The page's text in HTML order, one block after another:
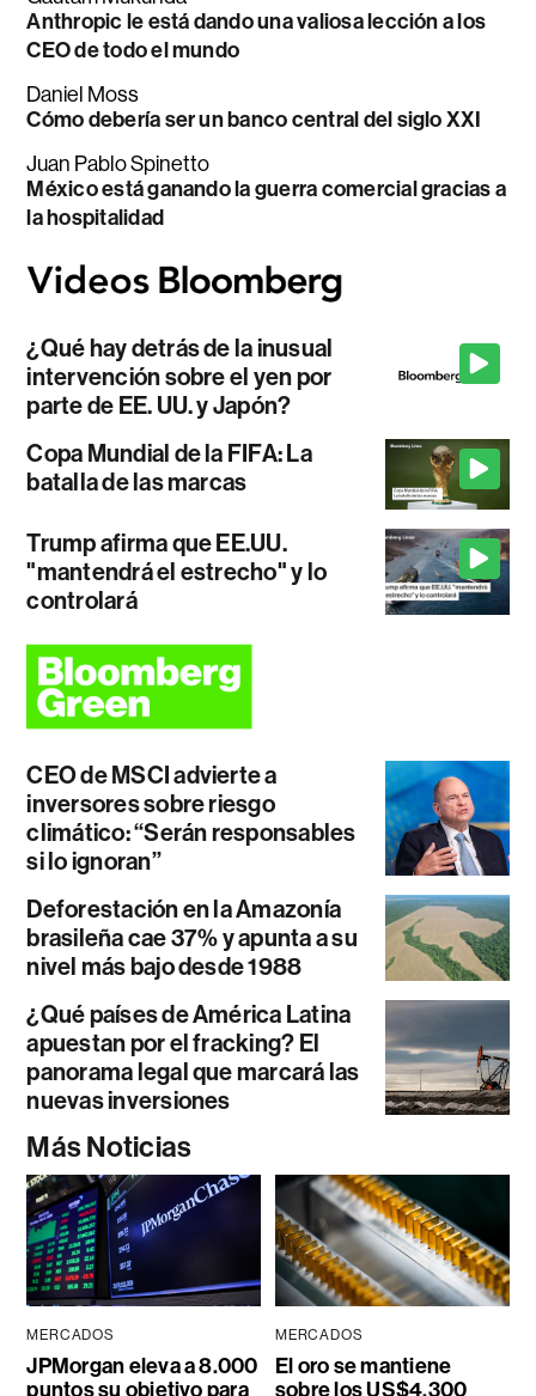
Anthropic le está dando una valiosa lección a los
CEO de todo el mundo
Daniel Moss
Cómo debería ser un banco central del siglo XXI
Juan Pablo Spinetto
México está ganando la guerra comercial gracias a
la hospitalidad
¿Qué hay detrás de la inusual
intervención sobre el yen por
parte de EE. UU. y Japón?
Copa Mundial de la FIFA: La
batalla de las marcas
Trump afirma que EE.UU.
"mantendrá el estrecho" y lo
controlará
CEO de MSCI advierte a
inversores sobre riesgo
climático: “Serán responsables
si lo ignoran”
Deforestación en la Amazonía
brasileña cae 37% y apunta a su
nivel más bajo desde 1988
¿Qué países de América Latina
apuestan por el fracking? El
panorama legal que marcará las
nuevas inversiones
Más Noticias
MERCADOS
JPMorgan eleva a 8.000
puntos su objetivo para
MERCADOS
El oro se mantiene
sobre los US$4.300